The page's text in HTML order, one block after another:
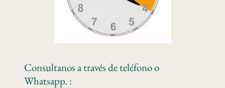
Consultanos a través de teléfono o
Whatsapp. :